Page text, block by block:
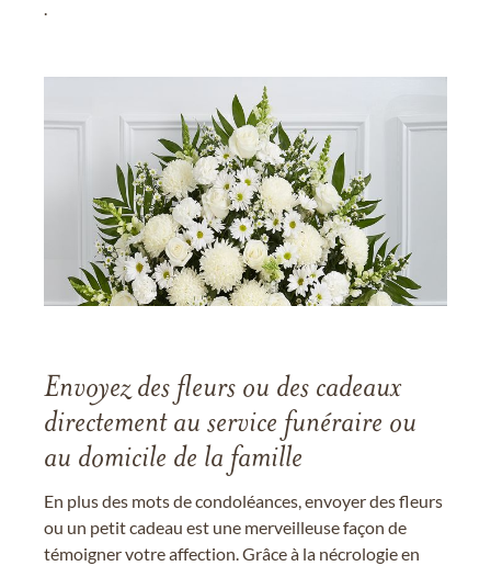
Envoyez des fleurs ou des cadeaux
directement au service funéraire ou
au domicile de la famille
En plus des mots de condoléances, envoyer des fleurs
ou un petit cadeau est une merveilleuse façon de
témoigner votre affection. Grâce à la nécrologie en